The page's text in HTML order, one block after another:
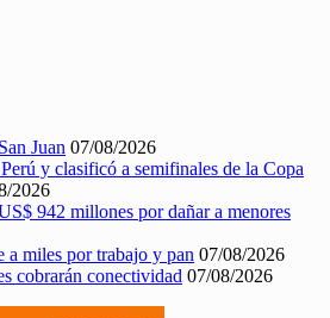
Juan 07/08/2026
y clasificó a semifinales de la Copa
2026
942 millones por dañar a menores
a miles por trabajo y pan 07/08/2026
cobrarán conectividad 07/08/2026